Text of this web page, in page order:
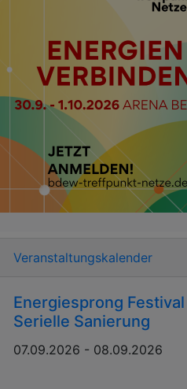
Veranstaltungskalender
Energiesprong
Serielle Sanierung
07.09.2026 - 08.09.2026